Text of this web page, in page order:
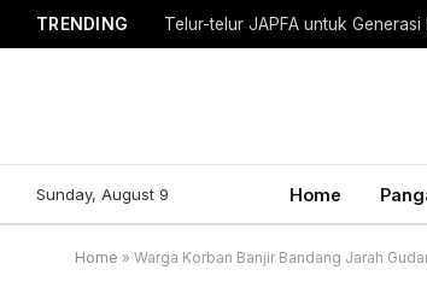
TRENDING Telur-telur JAPFA untuk Generasi
Sunday, August 9 Home
Home » Warga Korban Banjir Bandang Jarah